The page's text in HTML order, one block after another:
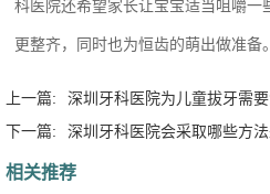
科医院‍还希望家长让宝宝适当咀嚼一
更整齐，同时也为恒齿的萌出做准备。
上一篇:
深圳牙科医院‍为儿童拔牙需要
下一篇:
深圳牙科医院‍会采取哪些方法
相关推荐